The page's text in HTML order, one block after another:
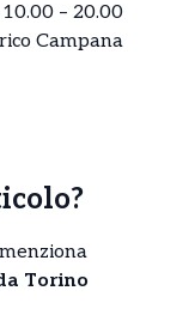
– 20.00
Campana
Torino